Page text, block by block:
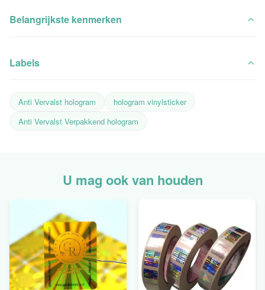
Belangrijkste kenmerken
Labels
Anti Vervalst hologram
hologram vinylsticker
Anti Vervalst Verpakkend hologram
U mag ook van houden